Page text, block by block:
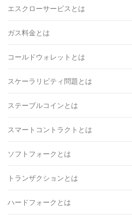
エスクローサービスとは
ガス料金とは
コールドウォレットとは
スケーラリビティ問題とは
ステーブルコインとは
スマートコントラクトとは
ソフトフォークとは
トランザクションとは
ハードフォークとは